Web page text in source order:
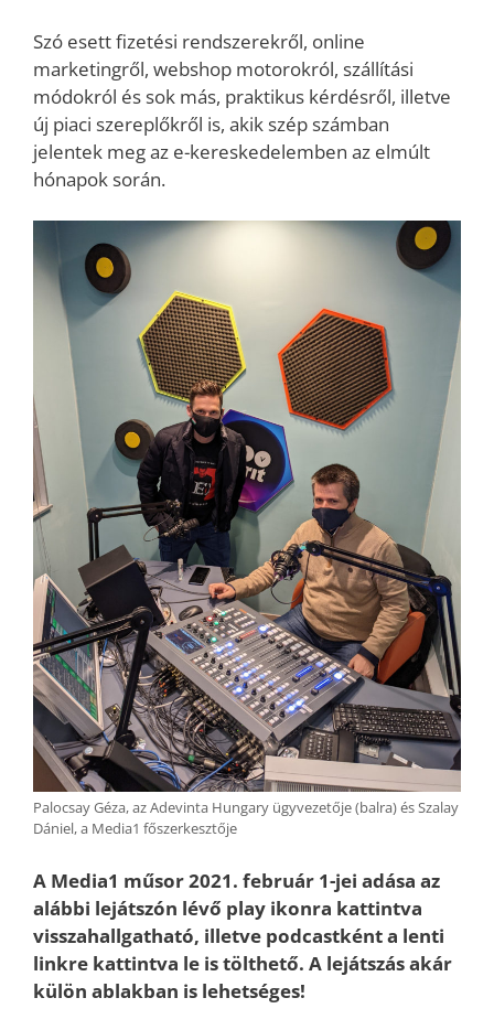
Szó esett fizetési rendszerekről, online
marketingről, webshop motorokról, szállítási
módokról és sok más, praktikus kérdésről, illetve
új piaci szereplőkről is, akik szép számban
jelentek meg az e-kereskedelemben az elmúlt
hónapok során.
Palocsay Géza, az Adevinta Hungary ügyvezetője (balra) és Szalay
Dániel, a Media1 főszerkesztője
A Media1 műsor 2021. február 1-jei adása az
alábbi lejátszón lévő play ikonra kattintva
visszahallgatható, illetve podcastként a lenti
linkre kattintva le is tölthető. A lejátszás akár
külön ablakban is lehetséges!